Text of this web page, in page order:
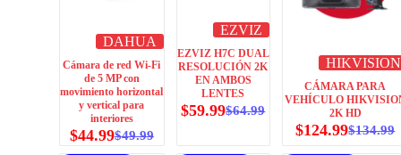
DAHUA
Cámara de red Wi-Fi
de 5 MP con
movimiento horizontal
y vertical para
interiores
$49.99
$44.99
EZVIZ
EZVIZ H7C DUAL
RESOLUCIÓN 2K
EN AMBOS
LENTES
$64.99
$59.99
HIKVISION
CÁMARA PARA
VEHÍCULO
2K HD
$134.99
$124.99